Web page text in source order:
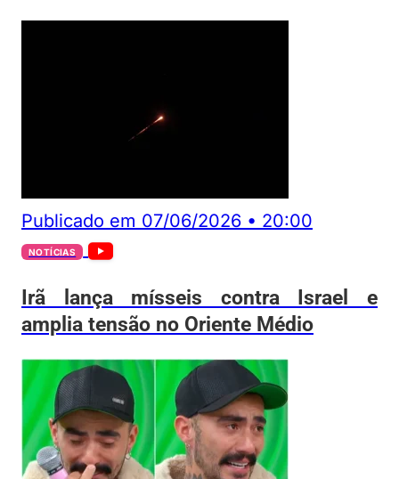
Publicado em 07/06/2026 • 20:00
NOTÍCIAS
Irã lança mísseis contra Israel e
amplia tensão no Oriente Médio